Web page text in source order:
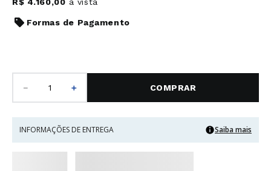
Formas de Pagamento
＋
－ COMPRAR
INFORMAÇÕES DE ENTREGA Saiba mais